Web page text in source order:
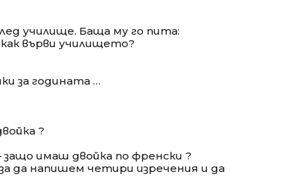
училище. Баща му го пита:
върви училището?
за годината …
?
защо имаш двойка по френски ?
да напишем четири изречения и да